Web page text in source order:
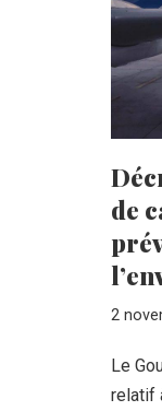
de
2
Le
relatif